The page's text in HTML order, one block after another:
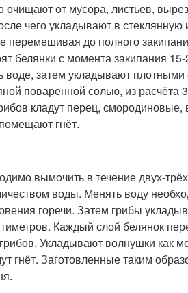
от мусора, листьев,
чего укладывают в стеклянную
перемешивая до полного
белянки с момента закипания
затем укладывают
поваренной солью, из расчёта
кладут перец,
гнёт.
вымочить в течение двух-
воды. Менять воду
горечи. Затем грибы
Каждый слой белянок
Укладывают волнушки как
гнёт. Заготовленные таким